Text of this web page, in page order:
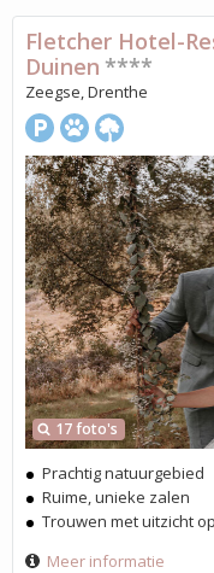
17 foto's
Fletcher Hotel-
Duinen ****
Zeegse, Drenthe
Prachtig natuurgebied
Ruime, unieke zalen
Trouwen met uitzicht
Meer informatie